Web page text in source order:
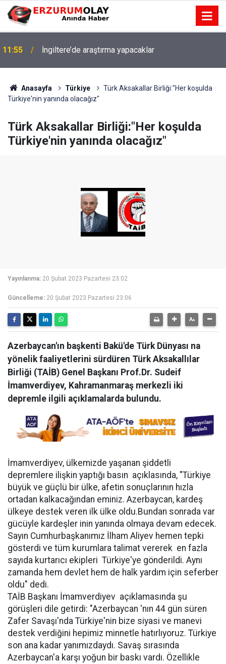
11:55 İngiltere’de araştırma yapacaklar
Anasayfa Türkiye
Türk Aksakallar Birliği:"Her koşulda
Türkiye'nin yanında olacağız"
Türk Aksakallar Birliği:"Her koşulda
Türkiye'nin yanında olacağız"
Yayınlanma: 20 Şubat 2023 Pazartesi 23:02
Güncelleme: 20 Şubat 2023 Pazartesi 23:06
Azerbaycan'ın başkenti Bakü'de Türk Dünyası na
yönelik faaliyetlerini sürdüren Türk Aksakallılar
Birliği (TAİB) Genel Başkanı Prof.Dr. Sudeif
İmamverdiyev, Kahramanmaraş merkezli iki
depremle ilgili açıklamalarda bulundu.
İmamverdiyev, ülkemizde yaşanan şiddetli
depremlere ilişkin yaptığı basın açıklasında, "Türkiye
büyük ve güçlü bir ülke, afetin sonuçlarının hızla
ortadan kalkacağından eminiz. Azerbaycan, kardeş
ülkeye destek veren ilk ülke oldu.Bundan sonrada var
gücüyle kardeşler inin yanında olmaya devam edecek.
Sayın Cumhurbaşkanımız İlham Aliyev hemen tepki
gösterdi ve tüm kurumlara talimat vererek en fazla
sayıda kurtarıcı ekipleri Türkiye'ye gönderildi. Aynı
zamanda hem devlet hem de halk yardım için seferber
oldu" dedi.
TAİB Başkanı İmamverdiyev açıklamasında şu
görüşleri dile getirdi: "Azerbaycan 'nın 44 gün süren
Zafer Savaşı'nda Türkiye'nin bize siyasi ve manevi
destek verdiğini hepimiz minnetle hatırlıyoruz. Türkiye
son ana kadar yanımızdaydı. Savaş sırasında
Azerbaycan'a karşı yoğun bir baskı vardı. Özellikle